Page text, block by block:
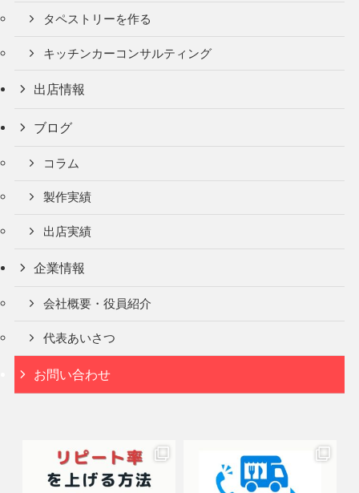
タペストリーを作る
キッチンカーコンサルティング
出店情報
ブログ
コラム
製作実績
出店実績
企業情報
会社概要・役員紹介
代表あいさつ
お問い合わせ